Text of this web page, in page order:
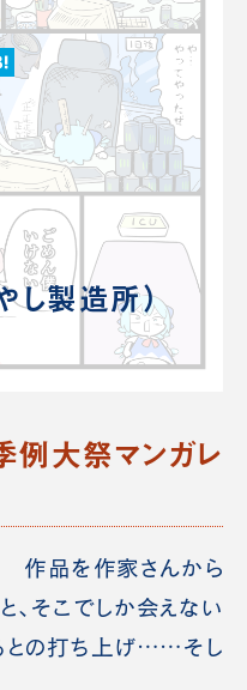
し製造所）
大祭マンガレ
作品を作家さんから
、そこでしか会えない
との打ち上げ……そし